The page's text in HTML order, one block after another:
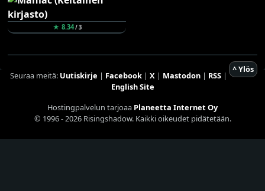
★ 8.34/ 3
^ Ylös
Seuraa meitä: Uutiskirje | Facebook| X| Mastodon| RSS|
English Site
Hostingpalvelun tarjoaa Planeetta Internet Oy
© 1996 - 2026 Risingshadow. Kaikki oikeudet pidätetään.